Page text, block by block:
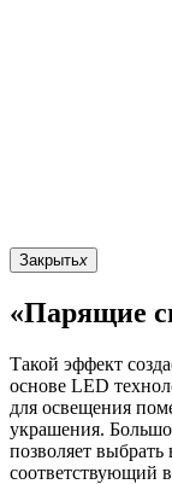
Закрытьx
«Парящие
Такой эффект
основе LED
для освещения
украшения.
позволяет
соответствующий